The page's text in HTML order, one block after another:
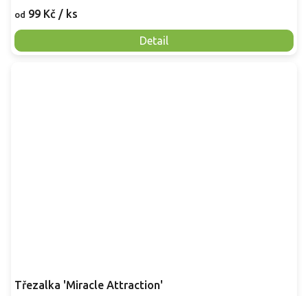
od 99 Kč / ks
Detail
Třezalka 'Miracle Attraction'